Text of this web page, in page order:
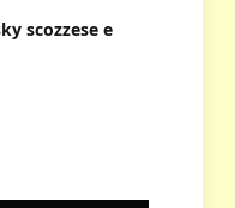
scozzese e